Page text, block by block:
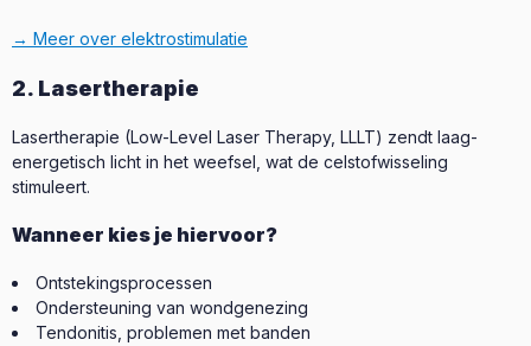
→ Meer over elektrostimulatie
2. Lasertherapie
Lasertherapie (Low-Level Laser Therapy, LLLT) zendt laag-
energetisch licht in het weefsel, wat de celstofwisseling
stimuleert.
Wanneer kies je hiervoor?
Ontstekingsprocessen
Ondersteuning van wondgenezing
Tendonitis, problemen met banden